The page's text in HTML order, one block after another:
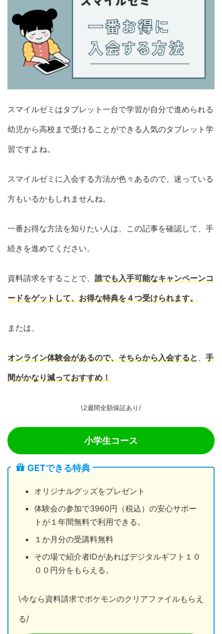
スマイルゼミはタブレット一台で学習が自分で進められる
幼児から高校まで受けることができる人気のタブレット学
習ですよね。
スマイルゼミに入会する方法が色々あるので、迷っている
方もいるかもしれませんね。
一番お得な方法を知りたい人は、この記事を確認して、手
続きを進めてください。
資料請求をすることで、 誰でも入手可能なキャンペーンコ
ードをゲットして、お得な特典を４つ受けられます。
または、
オンライン体験会があるので、そちらから入会すると
手
間がかなり減っておすすめ！
\2週間全額保証あり/
小学生コース
GETできる特典
オリジナルグッズをプレゼント
体験会の参加で3960円（税込）の安心サポー
トが１年間無料で利用できる。
１か月分の受講料無料
その場で紹介者IDがあればデジタルギフト１０
００円分をもらえる。
\今なら資料請求でポケモンのクリアファイルもらえ
る/